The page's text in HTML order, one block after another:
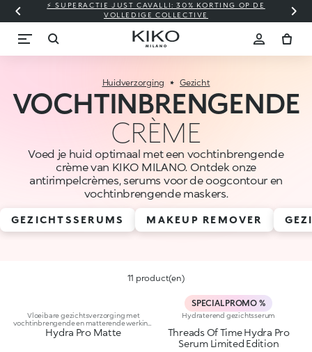
⚡ SUPERACTIE JUST CAVALLI: 30% KORTING OP DE
VOLLEDIGE COLLECTIVE
Huidverzorging Gezicht
VOCHTINBRENGENDE
CRÈME
Voed je huid optimaal met een vochtinbrengende
crème van KIKO MILANO. Ontdek onze
antirimpelcrèmes, serums voor de oogcontour en
vochtinbrengende maskers.
GEZICHTSSERUMS MAKEUP REMOVER
11 product(en)
Vloeibare gezichtsverzorging met
vochtinbrengende en matterende werking.
48 uur lang hydratatie.
Hydra Pro Matte
SPECIAL PROMO %
Hydraterend gezichtsserum
Threads Of Time Hydra Pro
Serum Limited Edition